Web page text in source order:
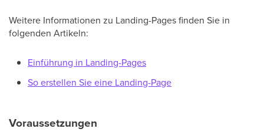
Weitere Informationen zu Landing-Pages finden Sie in
folgenden Artikeln:
Einführung in Landing-Pages
So erstellen Sie eine Landing-Page
Voraussetzungen